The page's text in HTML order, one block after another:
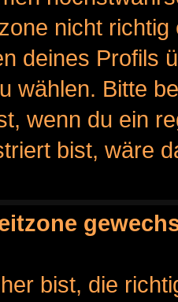
nicht
deines Profils
wählen. Bitte
wenn du ein
bist, wäre
bist, die